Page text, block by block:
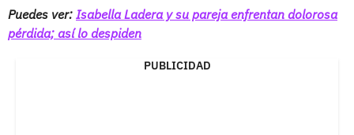
Puedes ver: Isabella Ladera y su pareja enfrentan dolorosa
pérdida; así lo despiden
PUBLICIDAD